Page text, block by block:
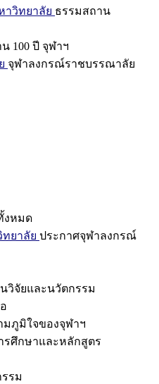
วิทยาลัย ธรรมสถาน
100 ปี จุฬาฯ
จุฬาลงกรณ์ราชบรรณาลัย
งหมด
ยาลัย ประกาศจุฬาลงกรณ์
วิจัยและนวัตกรรม
มภูมิใจของจุฬาฯ
รศึกษาและหลักสูตร
รม